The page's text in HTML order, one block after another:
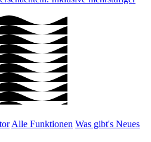
Alle Funktionen Was gibt's Neues